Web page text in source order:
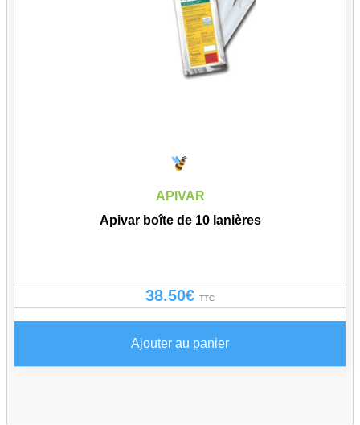
APIVAR
Apivar boîte de 10 lanières
38.50€ TTC
Ajouter au panier